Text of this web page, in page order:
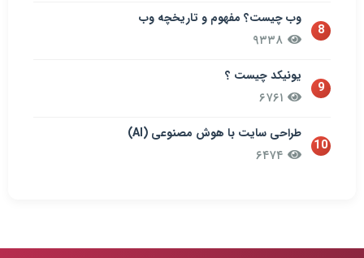
8
وب چیست؟ مفهوم و تاریخچه وب
۹۳۳۸
9
یونیکد چیست ؟
۶۷۶۱
10
طراحی سایت با هوش مصنوعی (AI)
۶۴۷۴